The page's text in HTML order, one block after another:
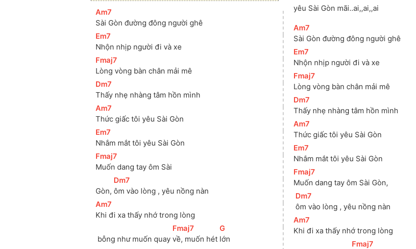
[
Am7
Sài Gòn đường đông người ghê
[Em7
Nhộn nhịp người đi và xe
[Fmaj7
Lòng vòng bàn chân mải mê
[Dm7
Thấy nhẹ nhàng tâm hồn mình
[
Am7
Thức giấc tôi yêu Sài Gòn
[Em7
Nhắm mắt tôi yêu Sài Gòn
[Fmaj7
Muốn dang tay ôm Sài
Gòn,
[Dm7
ôm vào lòng , yêu nồng nàn
[
Am7
Khi đi xa thấy nhớ trong lòng
bỗng như muốn quay
[Fmaj7
về, muốn hét
[
G
lớn
yêu Sài Gòn mãi..ai,,ai,,ai
[
Am7
Sài Gòn đường đông người ghê
[Em7
Nhộn nhịp người đi và xe
[Fmaj7
Lòng vòng bàn chân mải mê
[Dm7
Thấy nhẹ nhàng tâm hồn mình
[
Am7
Thức giấc tôi yêu Sài Gòn
[Em7
Nhắm mắt tôi yêu Sài Gòn
[Fmaj7
Muốn dang tay ôm Sài Gòn,
[Dm7
ôm vào lòng , yêu nồng nàn
[
Am7
Khi đi xa thấy nhớ trong lòng
[Fmaj7